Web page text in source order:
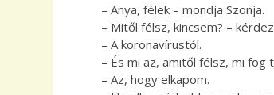
– Anya, félek – mondja Szonja.
– Mitől félsz, kincsem? –
– A koronavírustól.
– És mi az, amitől félsz, mi fog
– Az, hogy elkapom.